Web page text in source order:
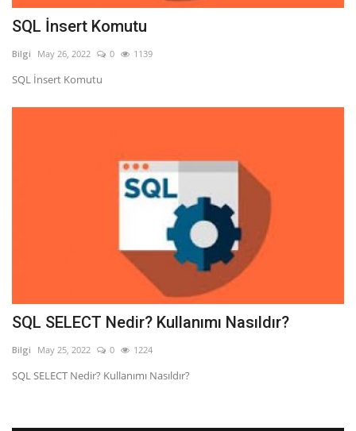
SQL İnsert Komutu
Bilgi May 26, 2022 0 1139
SQL İnsert Komutu
SQL SELECT Nedir? Kullanımı Nasıldır?
Bilgi May 25, 2022 0 1224
SQL SELECT Nedir? Kullanımı Nasıldır?